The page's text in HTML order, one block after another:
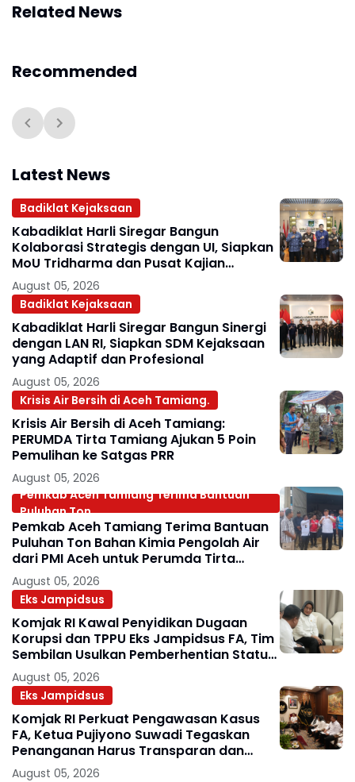
Related News
Recommended
Latest News
Badiklat Kejaksaan
Kabadiklat Harli Siregar Bangun
Kolaborasi Strategis dengan UI, Siapkan
MoU Tridharma dan Pusat Kajian
Kejaksaan
August 05, 2026
Badiklat Kejaksaan
Kabadiklat Harli Siregar Bangun Sinergi
dengan LAN RI, Siapkan SDM Kejaksaan
yang Adaptif dan Profesional
August 05, 2026
Krisis Air Bersih di Aceh Tamiang.
Krisis Air Bersih di Aceh Tamiang:
PERUMDA Tirta Tamiang Ajukan 5 Poin
Pemulihan ke Satgas PRR
August 05, 2026
Pemkab Aceh Tamiang Terima Bantuan
Puluhan Ton.
Pemkab Aceh Tamiang Terima Bantuan
Puluhan Ton Bahan Kimia Pengolah Air
dari PMI Aceh untuk Perumda Tirta
Tamiang
August 05, 2026
Eks Jampidsus
Komjak RI Kawal Penyidikan Dugaan
Korupsi dan TPPU Eks Jampidsus FA, Tim
Sembilan Usulkan Pemberhentian Status
Jaksa
August 05, 2026
Eks Jampidsus
Komjak RI Perkuat Pengawasan Kasus
FA, Ketua Pujiyono Suwadi Tegaskan
Penanganan Harus Transparan dan
Bebas Konflik Kepentingan
August 05, 2026